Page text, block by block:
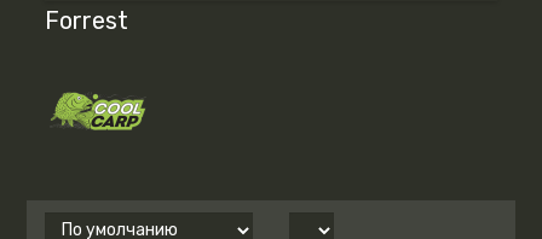
Forrest